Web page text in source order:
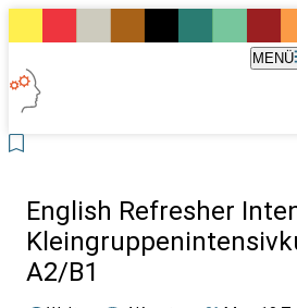
MENÜ
English Refresher
A2/B1